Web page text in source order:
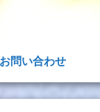
お問い合わせ